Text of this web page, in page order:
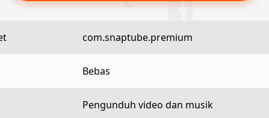
com.snaptube.premium
Bebas
Pengunduh video dan musik